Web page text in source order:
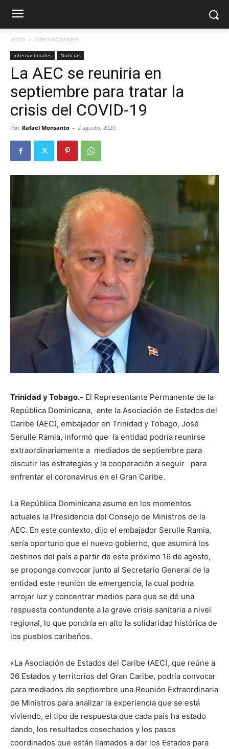
Inicio Internacionales
Internacionales Noticias
La AEC se reuniria en
septiembre para tratar la
crisis del COVID-19
Por Rafael Monsanto - 2 agosto, 2020
Trinidad y Tobago.- El Representante Permanente de la
República Dominicana, ante la Asociación de Estados del
Caribe (AEC), embajador en Trinidad y Tobago, José
Serulle Ramia, informó que la entidad podría reunirse
extraordinariamente a mediados de septiembre para
discutir las estrategias y la cooperación a seguir para
enfrentar el coronavirus en el Gran Caribe.
La República Dominicana asume en los momentos
actuales la Presidencia del Consejo de Ministros de la
AEC. En este contexto, dijo el embajador Serulle Ramia,
sería oportuno que el nuevo gobierno, que asumirá los
destinos del país a partir de este próximo 16 de agosto,
se proponga convocar junto al Secretario General de la
entidad este reunión de emergencia, la cual podría
arrojar luz y concentrar medios para que se dé una
respuesta contundente a la grave crisis sanitaria a nivel
regional, lo que pondría en alto la solidaridad histórica de
los pueblos caribeños.
«La Asociación de Estados del Caribe (AEC), que reúne a
26 Estados y territorios del Gran Caribe, podría convocar
para mediados de septiembre una Reunión Extraordinaria
de Ministros para analizar la experiencia que se está
viviendo, el tipo de respuesta que cada país ha estado
dando, los resultados cosechados y los pasos
coordinados que están llamados a dar los Estados para